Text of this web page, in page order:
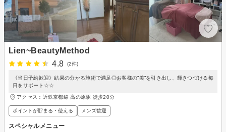
Lien~BeautyMethod
4.8
(2件)
《当日予約歓迎》結果の分かる施術で満足◎お客様の”美”を引き出し、輝きつづける毎
日をサポート☆☆
アクセス：近鉄京都線 高の原駅 徒歩20分
ポイントが貯まる・使える メンズ歓迎
スペシャルメニュー